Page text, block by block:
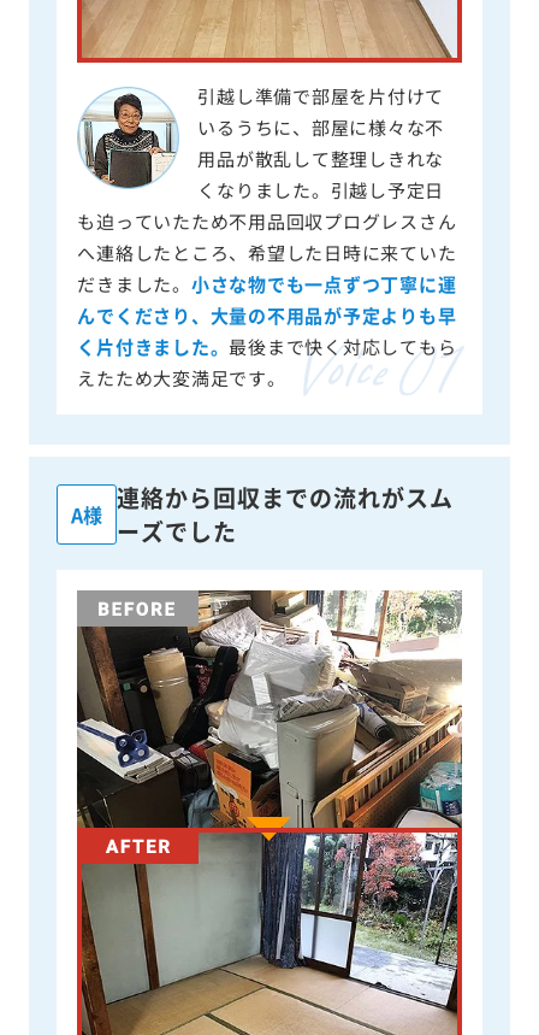
引越し準備で部屋を片付けて
いるうちに、部屋に様々な不
用品が散乱して整理しきれな
くなりました。引越し予定日
も迫っていたため不用品回収プログレスさん
へ連絡したところ、希望した日時に来ていた
だきました。 小さな物でも一点ずつ丁寧に運
んでくださり、大量の不用品が予定よりも早
く片付きました。 最後まで快く対応してもら
えたため大変満足です。
A様
連絡から回収までの流れがスム
ーズでした